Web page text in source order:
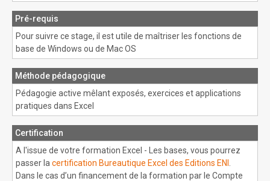
Pré-requis
Pour suivre ce stage, il est utile de maîtriser les fonctions de
base de Windows ou de Mac OS
Méthode pédagogique
Pédagogie active mêlant exposés, exercices et applications
pratiques dans Excel
Certification
A l'issue de votre formation Excel - Les bases, vous pourrez
passer la certification Bureautique Excel des Editions ENI
Dans le cas d’un financement de la formation par le Compte